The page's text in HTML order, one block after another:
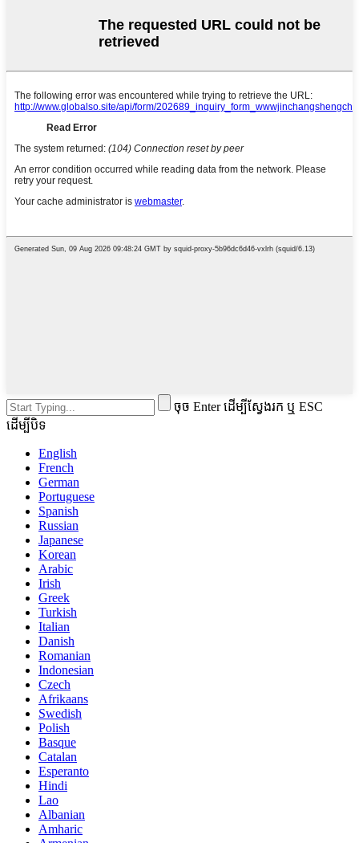
ចុច Enter ដើម្បីស្វែងរក ឬ ESC
ដើម្បីបិទ
English
French
German
Portuguese
Spanish
Russian
Japanese
Korean
Arabic
Irish
Greek
Turkish
Italian
Danish
Romanian
Indonesian
Czech
Afrikaans
Swedish
Polish
Basque
Catalan
Esperanto
Hindi
Lao
Albanian
Amharic